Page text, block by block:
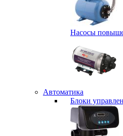
Насосы
Автоматика
Блоки